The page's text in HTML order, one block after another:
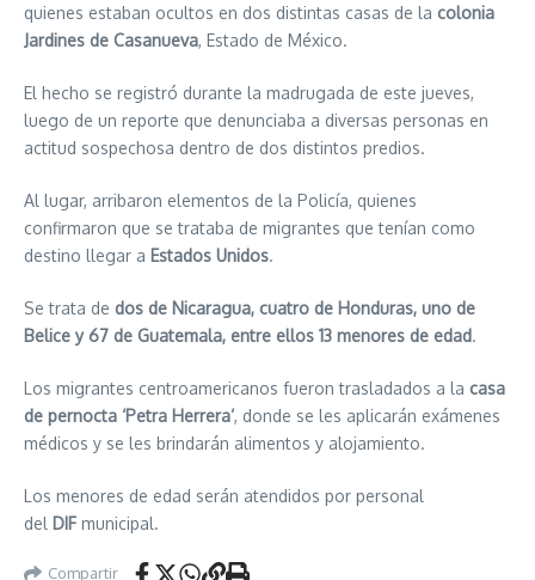
quienes estaban ocultos en dos distintas casas de la colonia
Jardines de Casanueva, Estado de México.
El hecho se registró durante la madrugada de este jueves,
luego de un reporte que denunciaba a diversas personas en
actitud sospechosa dentro de dos distintos predios.
Al lugar, arribaron elementos de la Policía, quienes
confirmaron que se trataba de migrantes que tenían como
destino llegar a Estados Unidos.
Se trata de dos de Nicaragua, cuatro de Honduras, uno de
Belice y 67 de Guatemala, entre ellos 13 menores de edad.
Los migrantes centroamericanos fueron trasladados a la casa
de pernocta ‘Petra Herrera’, donde se les aplicarán exámenes
médicos y se les brindarán alimentos y alojamiento.
Los menores de edad serán atendidos por personal
del DIF municipal.
Compartir